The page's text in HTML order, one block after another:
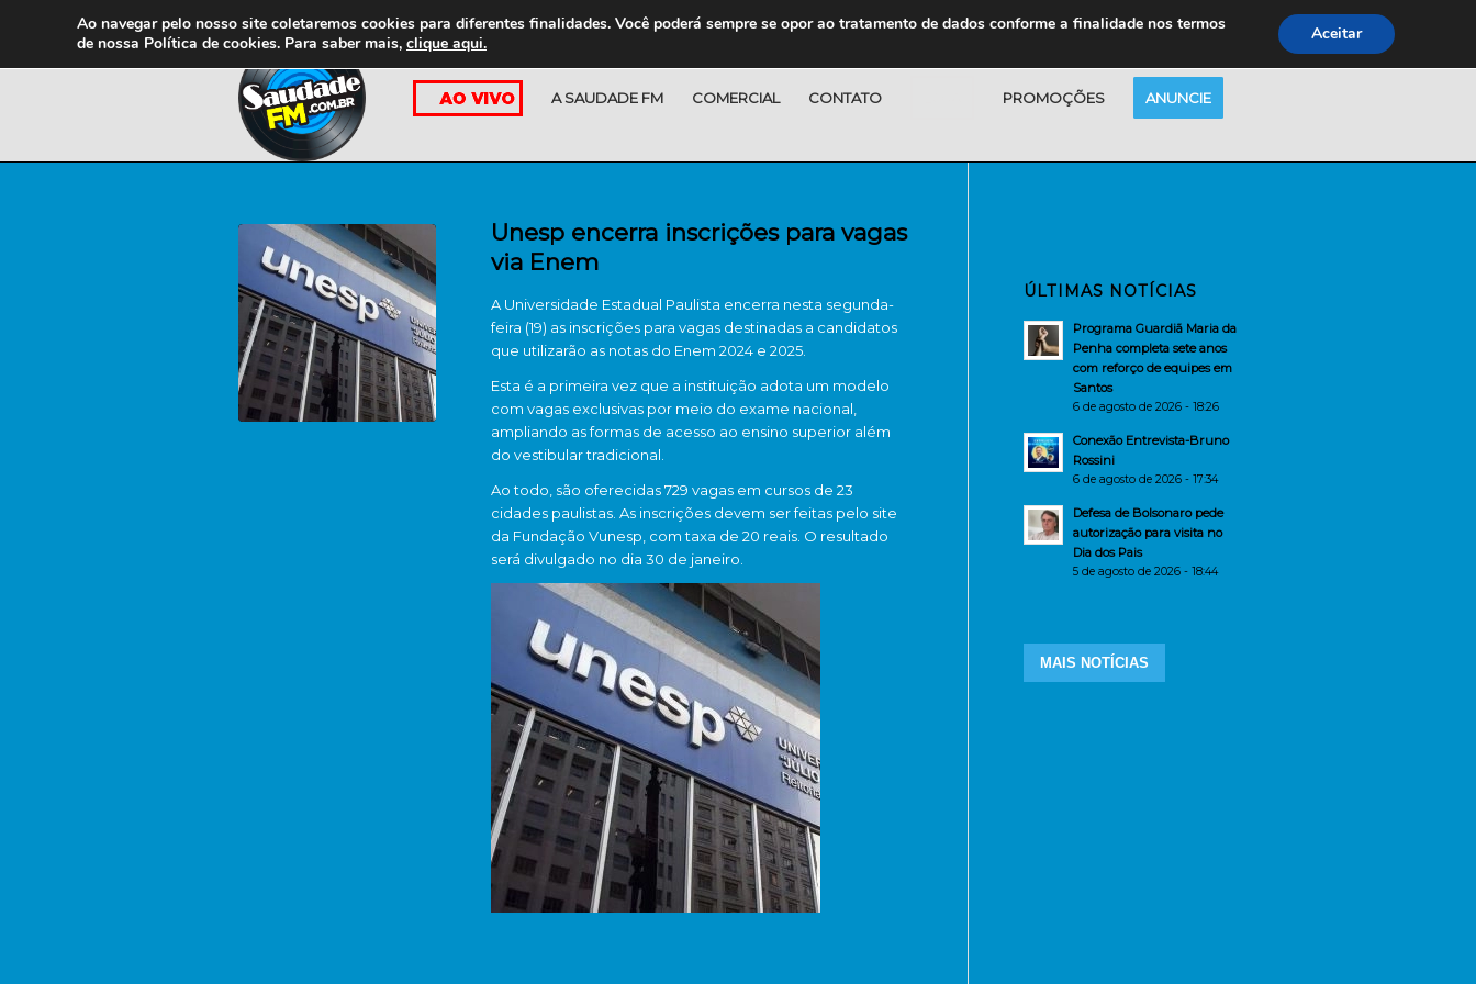
A SAUDADE FM COMERCIAL CONTATO PROMOÇÕES ANUNCIE
Unesp encerra inscrições para vagas
via Enem
A Universidade Estadual Paulista encerra nesta segunda-
feira (19) as inscrições para vagas destinadas a candidatos
que utilizarão as notas do Enem 2024 e 2025.
Esta é a primeira vez que a instituição adota um modelo
com vagas exclusivas por meio do exame nacional,
ampliando as formas de acesso ao ensino superior além
do vestibular tradicional.
Ao todo, são oferecidas 729 vagas em cursos de 23
cidades paulistas. As inscrições devem ser feitas pelo site
da Fundação Vunesp, com taxa de 20 reais. O resultado
será divulgado no dia 30 de janeiro.
ÚLTIMAS NOTÍCIAS
Programa Guardiã Maria da
Penha completa sete anos
com reforço de equipes em
Santos
6 de agosto de 2026 - 18:26
Conexão Entrevista-Bruno
Rossini
6 de agosto de 2026 - 17:34
Defesa de Bolsonaro pede
autorização para visita no
Dia dos Pais
5 de agosto de 2026 - 18:44
MAIS NOTÍCIAS
Ao navegar pelo nosso site coletaremos cookies para diferentes finalidades. Você poderá sempre se opor ao tratamento de dados conforme a finalidade nos termos
de nossa Política de cookies. Para saber mais, clique aqui. Aceitar